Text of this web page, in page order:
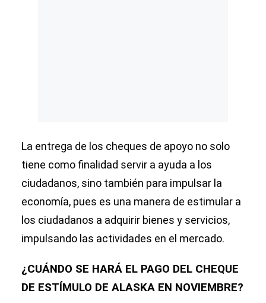
La entrega de los cheques de apoyo no solo
tiene como finalidad servir a ayuda a los
ciudadanos, sino también para impulsar la
economía, pues es una manera de estimular a
los ciudadanos a adquirir bienes y servicios,
impulsando las actividades en el mercado.
¿CUÁNDO SE HARÁ EL PAGO DEL CHEQUE
DE ESTÍMULO DE ALASKA EN NOVIEMBRE?